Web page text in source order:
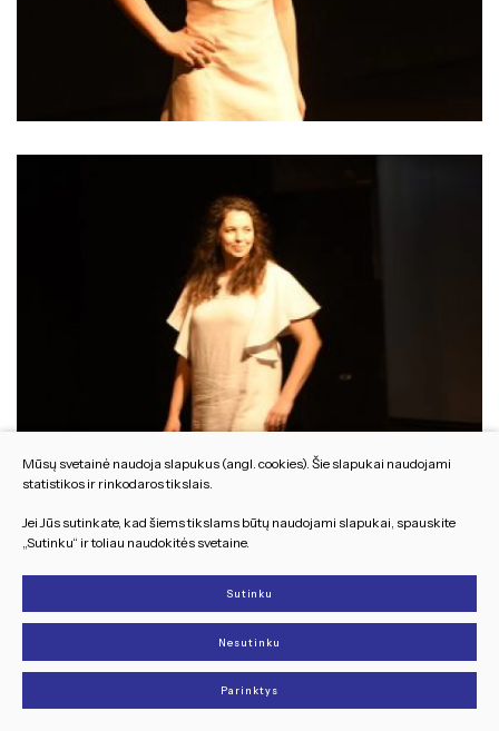
Mūsų svetainė naudoja slapukus (angl. cookies). Šie slapukai naudojami
statistikos ir rinkodaros tikslais.
Jei Jūs sutinkate, kad šiems tikslams būtų naudojami slapukai, spauskite
„Sutinku“ ir toliau naudokitės svetaine.
Sutinku
Nesutinku
Parinktys